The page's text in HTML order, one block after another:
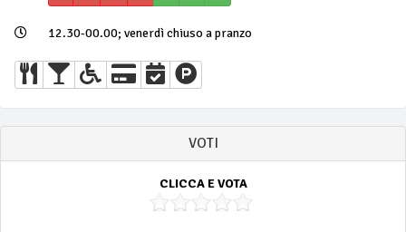
12.30-00.00; venerdì chiuso a pranzo
VOTI
CLICCA E VOTA